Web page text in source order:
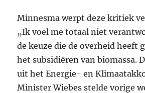
Minnesma werpt deze kritiek
„Ik voel me totaal niet
de keuze die de overheid heeft
het subsidiëren van biomassa.
uit het Energie- en
Minister Wiebes stelde vorige